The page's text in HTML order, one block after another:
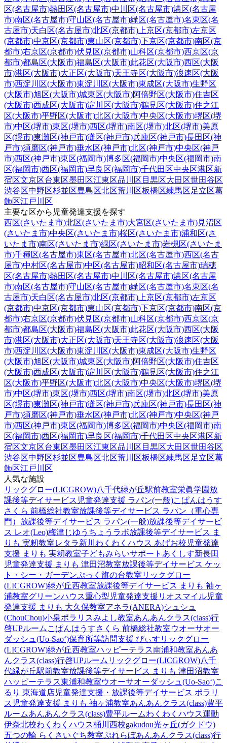
区(名古屋市)熱田区(名古屋市)中川区(名古屋市)港区(名古屋
市)南区(名古屋市)守山区(名古屋市)緑区(名古屋市)名東区(名
古屋市)天白区(名古屋市)北区(京都市) 上京区(京都市)左京区
(京都市)中京区(京都市)東山区(京都市)下京区(京都市)南区(京
都市)右京区(京都市)伏見区(京都市)山科区(京都市)西京区(京
都市)都島区(大阪市)福島区(大阪市)此花区(大阪市)西区(大阪
市)港区(大阪市)大正区(大阪市)天王寺区(大阪市)浪速区(大阪
市)西淀川区(大阪市)東淀川区(大阪市)東成区(大阪市)生野区
(大阪市)旭区(大阪市)城東区(大阪市)阿倍野区(大阪市)住吉区
(大阪市)西成区(大阪市)淀川区(大阪市)鶴見区(大阪市)住之江
区(大阪市)平野区(大阪市)北区(大阪市)中央区(大阪市)堺区(堺
市)中区(堺市)東区(堺市)西区(堺市)南区(堺市)北区(堺市)美原
区(堺市)東灘区(神戸市)灘区(神戸市)兵庫区(神戸市)長田区(神
戸市)須磨区(神戸市)垂水区(神戸市)北区(神戸市)中央区(神戸
市)西区(神戸市)東区(福岡市)博多区(福岡市)中央区(福岡市)南
区(福岡市)西区(福岡市)早良区(福岡市)千代田区中央区港区新
宿区文京区台東区墨田区江東区品川区 目黒区大田区世田谷区
渋谷区中野区杉並区豊島区北区荒川区板橋区練馬区足立区葛
飾区江戸川区
主要な区から児童発達支援を探す
西区(さいたま市)北区(さいたま市)大宮区(さいたま市)見沼区
(さいたま市)中央区(さいたま市)桜区(さいたま市)浦和区(さ
いたま市)南区(さいたま市)緑区(さいたま市)岩槻区(さいたま
市)千種区(名古屋市)東区(名古屋市)北区(名古屋市)西区(名古
屋市)中村区(名古屋市)中区(名古屋市)昭和区(名古屋市)瑞穂
区(名古屋市)熱田区(名古屋市)中川区(名古屋市)港区(名古屋
市)南区(名古屋市)守山区(名古屋市)緑区(名古屋市)名東区(名
古屋市)天白区(名古屋市)北区(京都市) 上京区(京都市)左京区
(京都市)中京区(京都市)東山区(京都市)下京区(京都市)南区(京
都市)右京区(京都市)伏見区(京都市)山科区(京都市)西京区(京
都市)都島区(大阪市)福島区(大阪市)此花区(大阪市)西区(大阪
市)港区(大阪市)大正区(大阪市)天王寺区(大阪市)浪速区(大阪
市)西淀川区(大阪市)東淀川区(大阪市)東成区(大阪市)生野区
(大阪市)旭区(大阪市)城東区(大阪市)阿倍野区(大阪市)住吉区
(大阪市)西成区(大阪市)淀川区(大阪市)鶴見区(大阪市)住之江
区(大阪市)平野区(大阪市)北区(大阪市)中央区(大阪市)堺区(堺
市)中区(堺市)東区(堺市)西区(堺市)南区(堺市)北区(堺市)美原
区(堺市)東灘区(神戸市)灘区(神戸市)兵庫区(神戸市)長田区(神
戸市)須磨区(神戸市)垂水区(神戸市)北区(神戸市)中央区(神戸
市)西区(神戸市)東区(福岡市)博多区(福岡市)中央区(福岡市)南
区(福岡市)西区(福岡市)早良区(福岡市)千代田区中央区港区新
宿区文京区台東区墨田区江東区品川区 目黒区大田区世田谷区
渋谷区中野区杉並区豊島区北区荒川区板橋区練馬区足立区葛
飾区江戸川区
人気な施設
リックグロー(LICGROW)八千代緑が丘駅前教室栄眞学園放
課後等デイサービス 児童発達支援 ラパン(一般)こぱんはうす
さくら 前橋総社教室放課後等デイサービス ラパン（重心専
門） 放課後等デイサービス ラパン(一般)放課後等デイサービ
ス レオ(Leo)梅津じゆうちょうラボ放課後等デイサービス ま
りも 実籾教室レタラ新川 わくわくハウス あげお校 児童発達
支援 まりも 実籾教室子どもみらいサポートあくしす新長田
児童発達支援 まりも 津田沼教室放課後等デイサービス ケッ
ト・シー・ガーデンぷっく旗の台教室 リックグロー
(LICGROW)緑が丘西教室放課後等デイサービス まりも 袖ヶ
浦教室グリーンハウス重心型児童発達支援 リオスマイル児童
発達支援 まりも 大久保教室アネラ(ANERA)シュシュ
(ChouChou)小泉ポラリスみよし教室あんあんクラス(class)行
啓UPルーム こぱんはうすさくら 前橋総社教室ウオーサオー
ダッシュ(Uo-Sao‘)保育所等訪問支援 ぴぃす リックグロー
(LICGROW)緑が丘西教室ハッピーテラス南浦和教室あんあ
んクラス(class)行啓UPルーム リックグロー(LICGROW)八千
代緑が丘駅前教室放課後等デイサービス まりも 津田沼教室
ハッピーテラス東浦和教室ウオーサオーダッシュ(Uo-Sao‘)こ
るり 東海道店児童発達支援・放課後等デイサービス ポラリ
ス 児童発達支援 まりも 袖ヶ浦教室あんあんクラス(class)豊平
ルームあんあんクラス(class)豊平ルームわくわくハウス運動
伊奈北校わくわくハウス桶川西校gakudou光ヶ丘(ガクドウ)
五つの輪 らくさいぐち教室ぷれらぼあんあんクラス(class)行